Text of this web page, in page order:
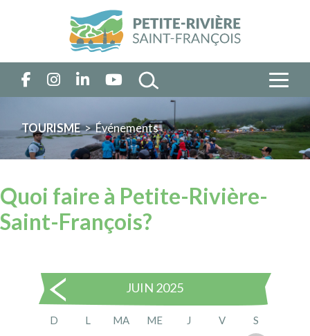
TOURISME> Événements
Quoi faire à Petite-Rivière-
Saint-François?
JUIN 2025
D L MA ME J V S